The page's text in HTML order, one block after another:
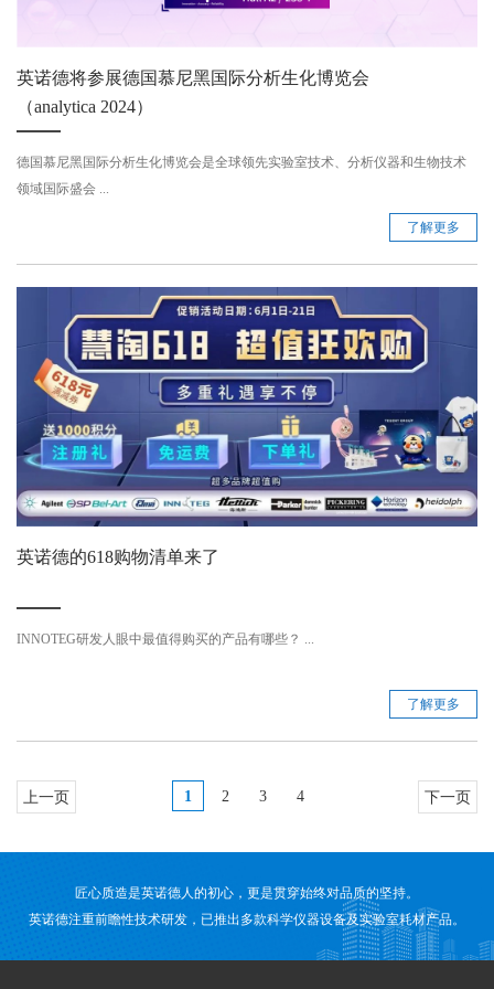
英诺德将参展德国慕尼黑国际分析生化博览会
（analytica 2024）
德国慕尼黑国际分析生化博览会是全球领先实验室技术、分析仪器和生物技术
领域国际盛会 ...
了解更多
英诺德的618购物清单来了
INNOTEG研发人眼中最值得购买的产品有哪些？ ...
了解更多
上一页 1 2 3 4 下一页
匠心质造是英诺德人的初心，更是贯穿始终对品质的坚持。
英诺德注重前瞻性技术研发，已推出多款科学仪器设备及实验室耗材产品。